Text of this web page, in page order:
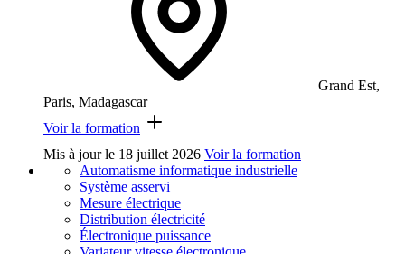
Grand Est,
Paris, Madagascar
Voir la formation
Mis à jour le 18 juillet 2026 Voir la formation
Automatisme informatique industrielle
Système asservi
Mesure électrique
Distribution électricité
Électronique puissance